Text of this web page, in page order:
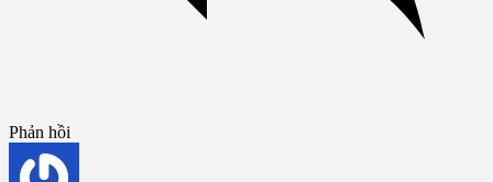
Phản hồi